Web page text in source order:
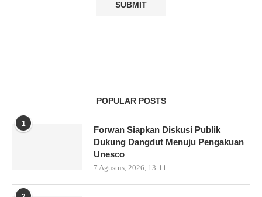
POPULAR POSTS
1
Forwan Siapkan Diskusi Publik
Dukung Dangdut Menuju Pengakuan
Unesco
7 Agustus, 2026, 13:11